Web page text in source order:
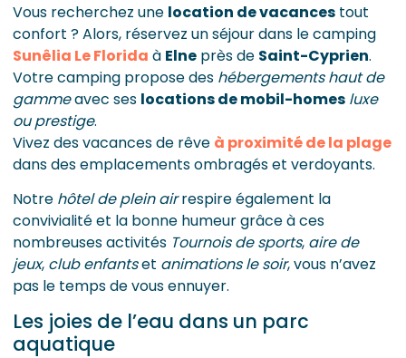
Vous recherchez une location de vacances tout
confort ? Alors, réservez un séjour dans le camping
Sunêlia Le Florida à Elne près de Saint-Cyprien.
Votre camping propose des hébergements haut de
gammeavec ses locations de mobil-homes luxe
ou prestige.
Vivez des vacances de rêve à proximité de la plage
dans des emplacements ombragés et verdoyants.
Notre hôtel de plein airrespire également la
convivialité et la bonne humeur grâce à ces
nombreuses activités Tournois de sports, aire de
jeux, club enfantset animations le soir, vous n’avez
pas le temps de vous ennuyer.
Les joies de l’eau dans un parc
aquatique